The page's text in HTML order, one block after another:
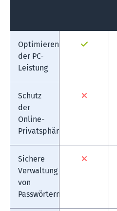
Optimieren
der PC-
Leistung
Schutz
der
Online-
Privatsphäre
Sichere
Verwaltung
von
Passwörtern